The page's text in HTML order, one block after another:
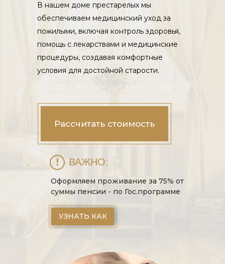
В нашем доме престарелых мы
обеспечиваем медицинский уход за
пожилыми, включая контроль здоровья,
помощь с лекарствами и медицинские
процедуры, создавая комфортные
условия для достойной старости.
Рассчитать стоимость
Оформляем проживание за 75% от
суммы пенсии - по Гос.программе
ВАЖНО:
УЗНАТЬ КАК
!